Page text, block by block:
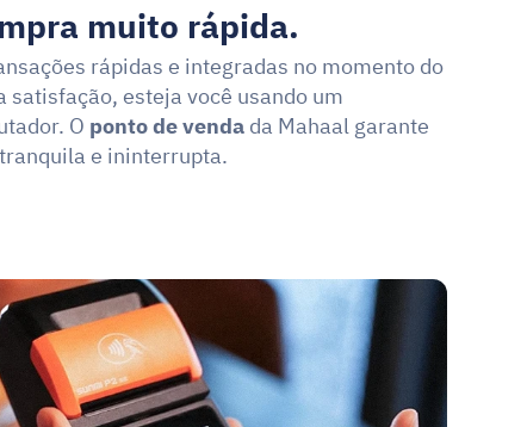
muito rápida.
rápidas e integradas no momento do
satisfação, esteja você usando um
O ponto de venda da Mahaal garante
e ininterrupta.